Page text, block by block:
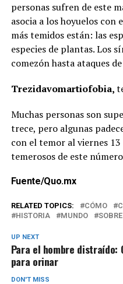
personas sufren de este
asocia a los hoyuelos
más temidos están: las
especies de plantas. Los
comezón hasta ataques
Trezidavomartiofobia,
Muchas personas son
trece, pero algunas
con el temor al viernes 13
temerosos de este
Fuente/Quo.mx
RELATED TOPICS: CÓMO
HISTORIA
MUNDO SOBRE
UP NEXT
Para el hombre
para orinar
DON'T MISS